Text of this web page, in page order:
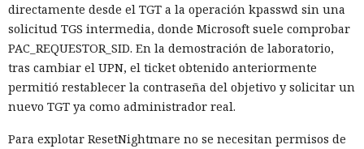
directamente desde el TGT a la operación kpasswd sin una
solicitud TGS intermedia, donde Microsoft suele comprobar
PAC_REQUESTOR_SID. En la demostración de laboratorio,
tras cambiar el UPN, el ticket obtenido anteriormente
permitió restablecer la contraseña del objetivo y solicitar un
nuevo TGT ya como administrador real.
Para explotar ResetNightmare no se necesitan permisos de